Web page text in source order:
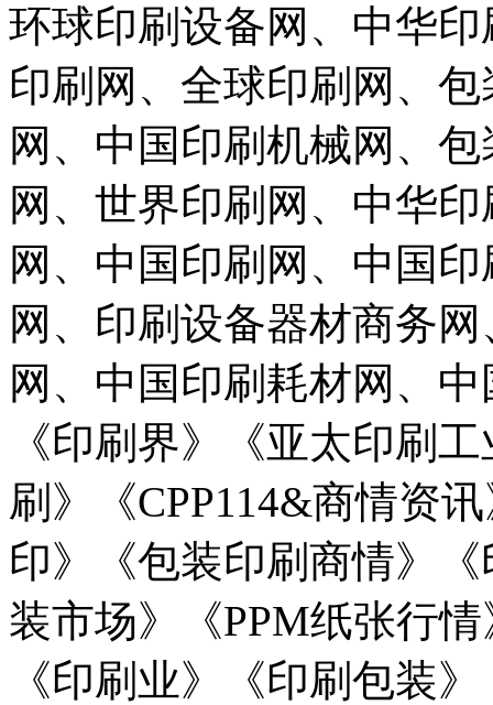
环球印刷设备网、中华
印刷网、全球印刷网、
网、中国印刷机械网、
网、世界印刷网、中华
网、中国印刷网、中国
网、印刷设备器材商务
网、中国印刷耗材网、
《印刷界》《亚太印刷
刷》《CPP114&商情资
印》《包装印刷商情》
装市场》《PPM纸张行
《印刷业》《印刷包装